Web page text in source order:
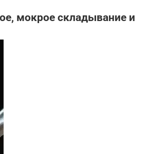
мокрое складывание и